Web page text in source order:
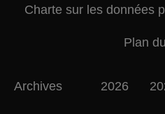
Charte sur les données
Plan
Archives 2026